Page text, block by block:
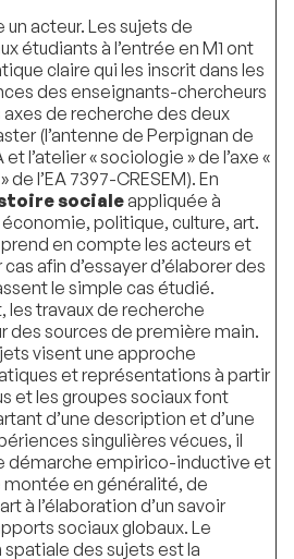
acteur. Les sujets de
étudiants à l’entrée en M1 ont
claire qui les inscrit dans les
des enseignants-chercheurs
de recherche des deux
(l’antenne de Perpignan de
et l’atelier « sociologie » de l’axe «
l’EA 7397-CRESEM). En
socialeappliquée à
politique, culture, art.
en compte les acteurs et
afin d’essayer d’élaborer des
le simple cas étudié.
travaux de recherche
des sources de première main.
visent une approche
et représentations à partir
et les groupes sociaux font
d’une description et d’une
singulières vécues, il
démarche empirico-inductive et
montée en généralité, de
à l’élaboration d’un savoir
sociaux globaux. Le
des sujets est la